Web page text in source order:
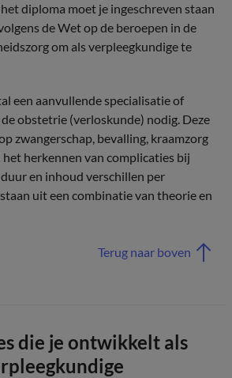
diploma moet je ingeschreven staan
de Wet op de beroepen in de
om als verpleegkundige te
een aanvullende specialisatie of
obstetrie (verloskunde) nodig. Deze
zwangerschap, bevalling, kraamzorg
herkennen van complicaties bij
en inhoud verschillen per
uit een combinatie van theorie en
Terug naar boven
die je ontwikkelt als